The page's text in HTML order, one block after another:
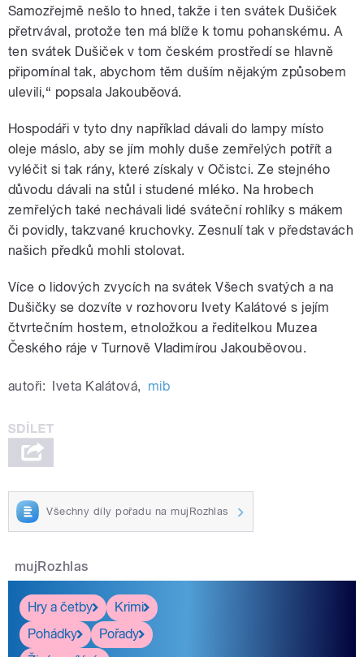
Samozřejmě nešlo to hned, takže i ten svátek Dušiček
přetrvával, protože ten má blíže k tomu pohanskému. A
ten svátek Dušiček v tom českém prostředí se hlavně
připomínal tak, abychom těm duším nějakým způsobem
ulevili,“ popsala Jakouběová.
Hospodáři v tyto dny například dávali do lampy místo
oleje máslo, aby se jím mohly duše zemřelých potřít a
vyléčit si tak rány, které získaly v Očistci. Ze stejného
důvodu dávali na stůl i studené mléko. Na hrobech
zemřelých také nechávali lidé sváteční rohlíky s mákem
či povidly, takzvané kruchovky. Zesnulí tak v představách
našich předků mohli stolovat.
Více o lidových zvycích na svátek Všech svatých a na
Dušičky se dozvíte v rozhovoru Ivety Kalátové s jejím
čtvrtečním hostem, etnoložkou a ředitelkou Muzea
Českého ráje v Turnově Vladimírou Jakouběovou.
autoři: Iveta Kalátová, mib
Všechny díly pořadu na mujRozhlas
mujRozhlas
Hry a četby
Krimi
Pohádky
Pořady